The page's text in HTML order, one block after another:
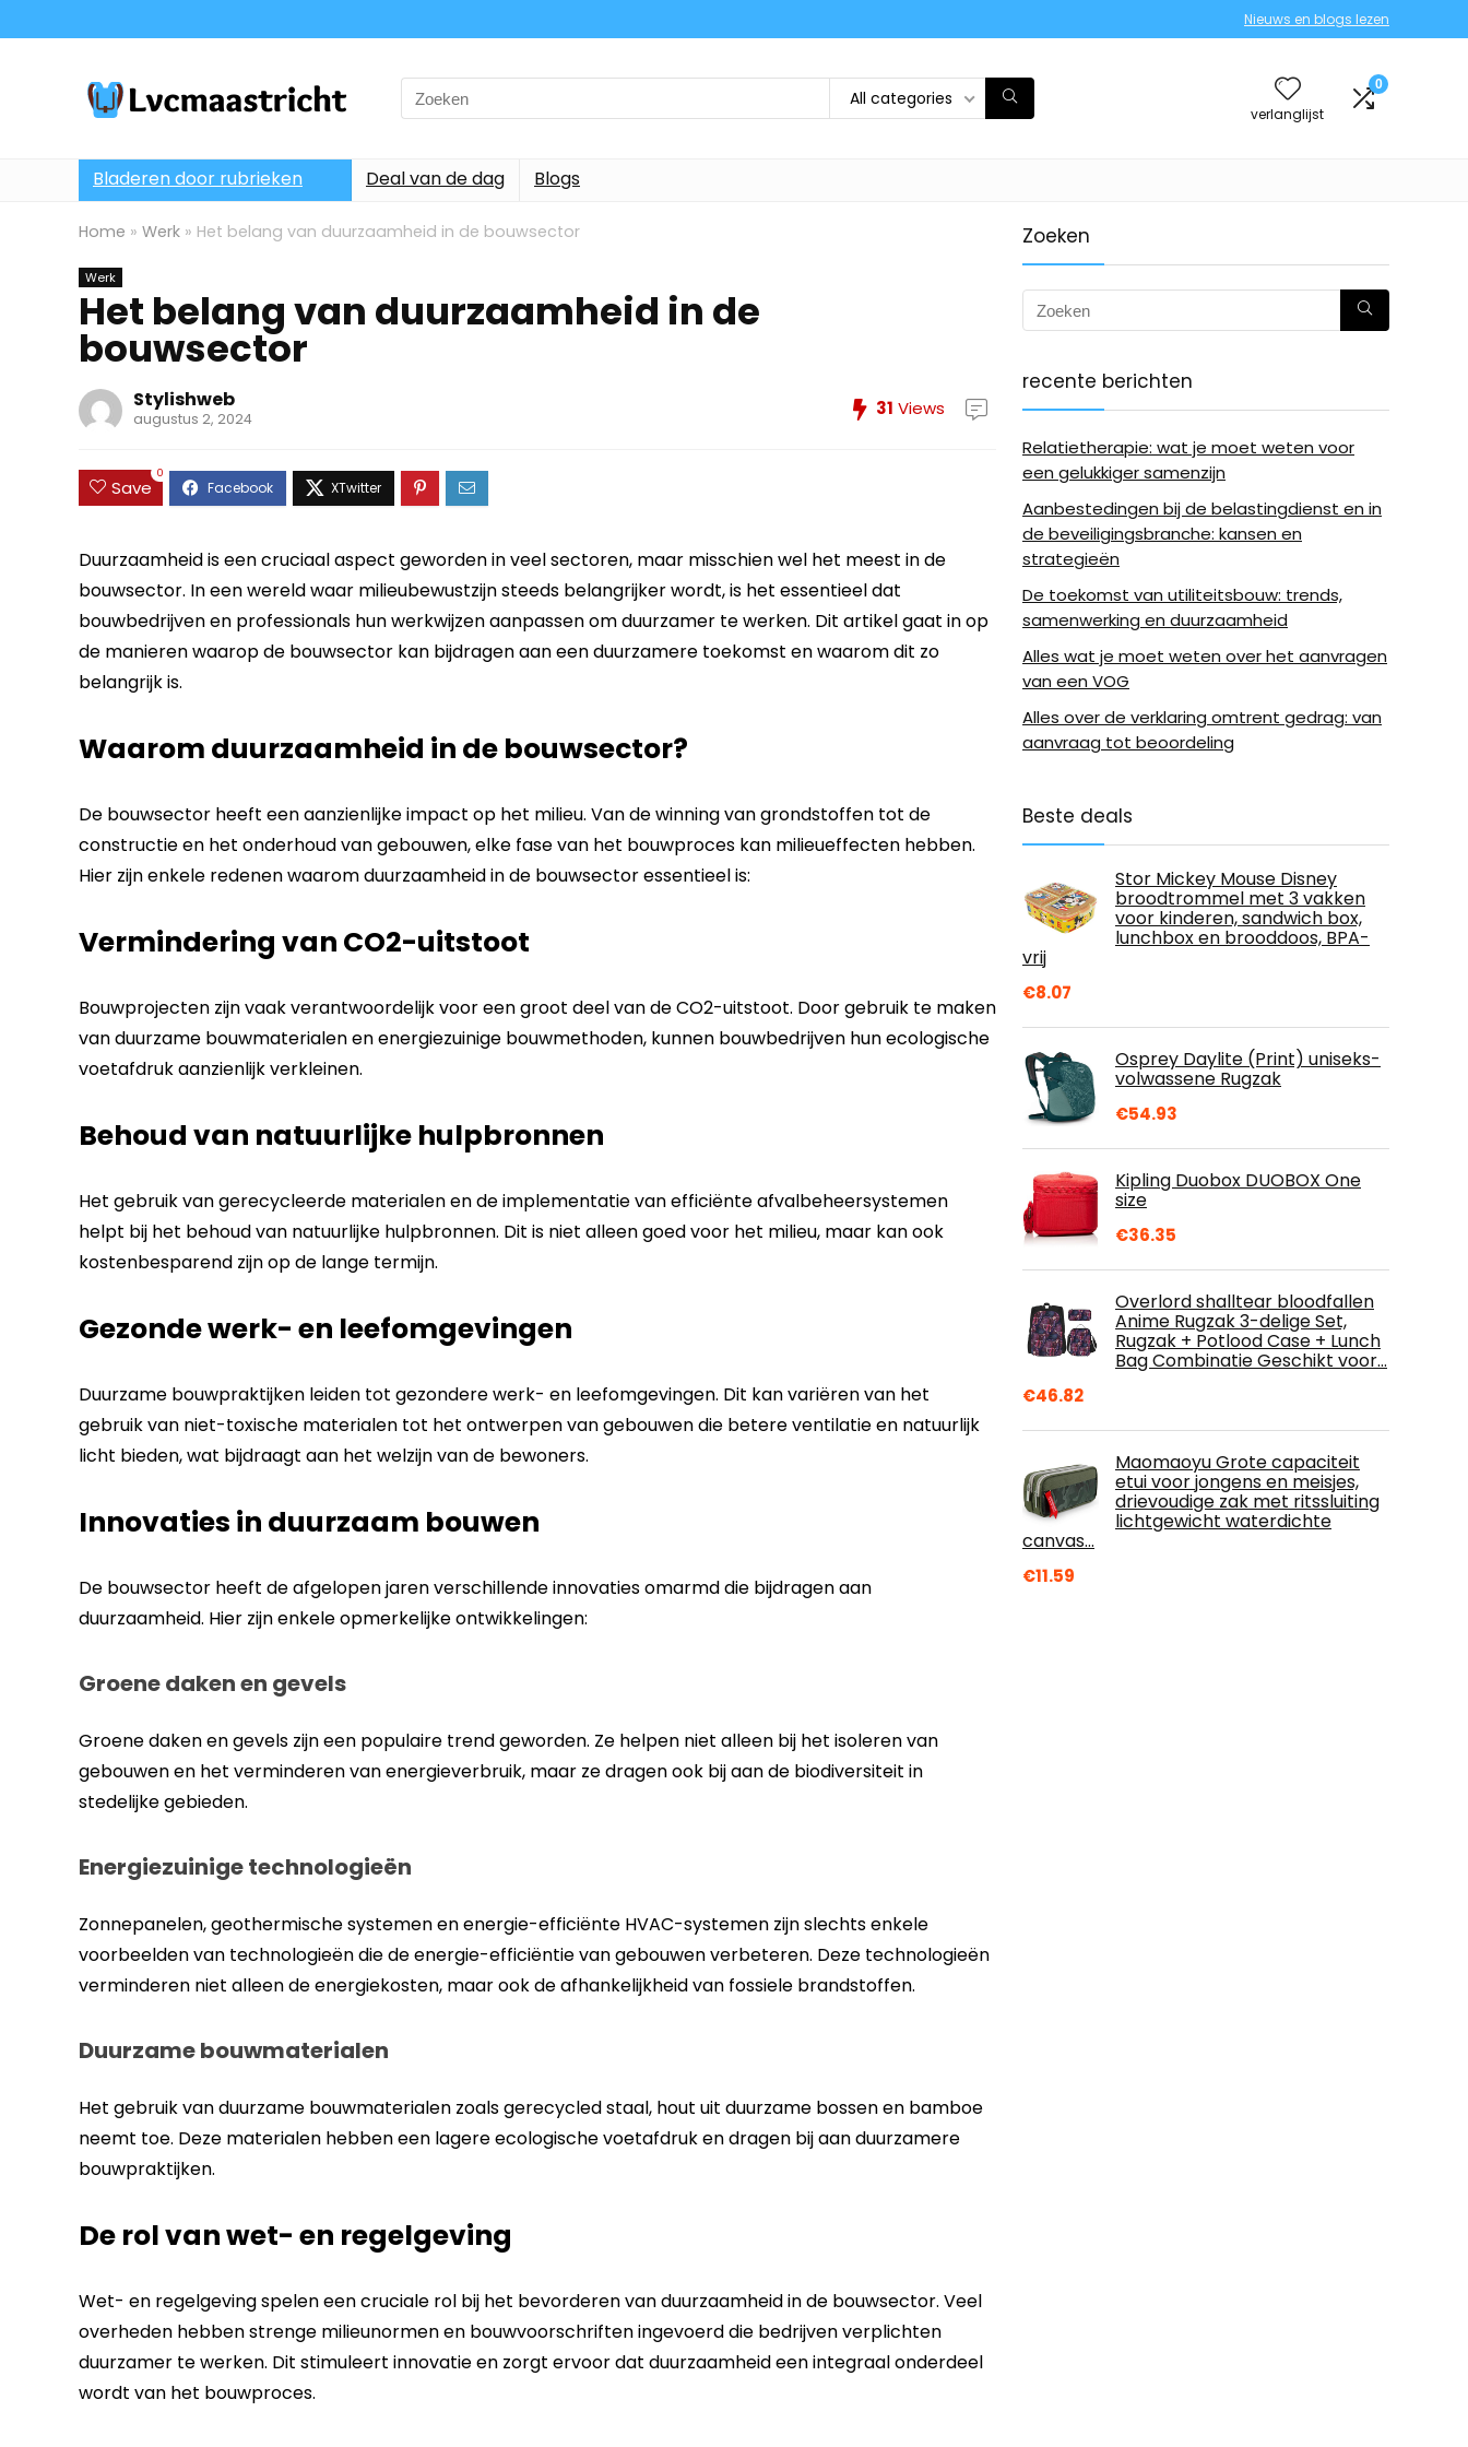
Nieuws en blogs lezen
Search
for:
All categories
verlanglijst
0
Bladeren door rubrieken Deal van de dag Blogs
Home » Werk » Het belang van duurzaamheid in de bouwsector
Werk
Het belang van duurzaamheid in de
bouwsector
Stylishweb
augustus 2, 2024 31 Views
Save
0
Duurzaamheid is een cruciaal aspect geworden in veel sectoren, maar misschien wel het meest in de
bouwsector. In een wereld waar milieubewustzijn steeds belangrijker wordt, is het essentieel dat
bouwbedrijven en professionals hun werkwijzen aanpassen om duurzamer te werken. Dit artikel gaat in op
de manieren waarop de bouwsector kan bijdragen aan een duurzamere toekomst en waarom dit zo
belangrijk is.
Waarom duurzaamheid in de bouwsector?
De bouwsector heeft een aanzienlijke impact op het milieu. Van de winning van grondstoffen tot de
constructie en het onderhoud van gebouwen, elke fase van het bouwproces kan milieueffecten hebben.
Hier zijn enkele redenen waarom duurzaamheid in de bouwsector essentieel is:
Vermindering van CO2-uitstoot
Bouwprojecten zijn vaak verantwoordelijk voor een groot deel van de CO2-uitstoot. Door gebruik te maken
van duurzame bouwmaterialen en energiezuinige bouwmethoden, kunnen bouwbedrijven hun ecologische
voetafdruk aanzienlijk verkleinen.
Behoud van natuurlijke hulpbronnen
Het gebruik van gerecycleerde materialen en de implementatie van efficiënte afvalbeheersystemen
helpt bij het behoud van natuurlijke hulpbronnen. Dit is niet alleen goed voor het milieu, maar kan ook
kostenbesparend zijn op de lange termijn.
Gezonde werk- en leefomgevingen
Duurzame bouwpraktijken leiden tot gezondere werk- en leefomgevingen. Dit kan variëren van het
gebruik van niet-toxische materialen tot het ontwerpen van gebouwen die betere ventilatie en natuurlijk
licht bieden, wat bijdraagt aan het welzijn van de bewoners.
Innovaties in duurzaam bouwen
De bouwsector heeft de afgelopen jaren verschillende innovaties omarmd die bijdragen aan
duurzaamheid. Hier zijn enkele opmerkelijke ontwikkelingen:
Groene daken en gevels
Groene daken en gevels zijn een populaire trend geworden. Ze helpen niet alleen bij het isoleren van
gebouwen en het verminderen van energieverbruik, maar ze dragen ook bij aan de biodiversiteit in
stedelijke gebieden.
Energiezuinige technologieën
Zonnepanelen, geothermische systemen en energie-efficiënte HVAC-systemen zijn slechts enkele
voorbeelden van technologieën die de energie-efficiëntie van gebouwen verbeteren. Deze technologieën
verminderen niet alleen de energiekosten, maar ook de afhankelijkheid van fossiele brandstoffen.
Duurzame bouwmaterialen
Het gebruik van duurzame bouwmaterialen zoals gerecycled staal, hout uit duurzame bossen en bamboe
neemt toe. Deze materialen hebben een lagere ecologische voetafdruk en dragen bij aan duurzamere
bouwpraktijken.
De rol van wet- en regelgeving
Wet- en regelgeving spelen een cruciale rol bij het bevorderen van duurzaamheid in de bouwsector. Veel
overheden hebben strenge milieunormen en bouwvoorschriften ingevoerd die bedrijven verplichten
duurzamer te werken. Dit stimuleert innovatie en zorgt ervoor dat duurzaamheid een integraal onderdeel
wordt van het bouwproces.
Zoeken
recente berichten
Relatietherapie: wat je moet weten voor
een gelukkiger samenzijn
Aanbestedingen bij de belastingdienst en in
de beveiligingsbranche: kansen en
strategieën
De toekomst van utiliteitsbouw: trends,
samenwerking en duurzaamheid
Alles wat je moet weten over het aanvragen
van een VOG
Alles over de verklaring omtrent gedrag: van
aanvraag tot beoordeling
Beste deals
Stor Mickey Mouse Disney
broodtrommel met 3 vakken
voor kinderen, sandwich box,
lunchbox en brooddoos, BPA-
vrij
€8.07
Osprey Daylite (Print) uniseks-
volwassene Rugzak
€54.93
Kipling Duobox DUOBOX One
size
€36.35
Overlord shalltear bloodfallen
Anime Rugzak 3-delige Set,
Rugzak + Potlood Case + Lunch
Bag Combinatie Geschikt voor…
€46.82
Maomaoyu Grote capaciteit
etui voor jongens en meisjes,
drievoudige zak met ritssluiting
lichtgewicht waterdichte
canvas…
€11.59